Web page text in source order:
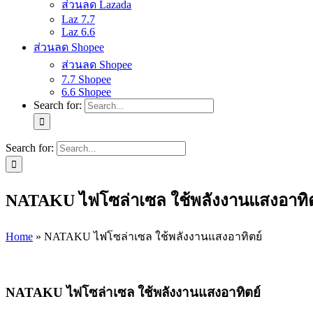
ส่วนลด Lazada
Laz 7.7
Laz 6.6
ส่วนลด Shopee
ส่วนลด Shopee
7.7 Shopee
6.6 Shopee
Search for:
Search for:
NATAKU ไฟโซล่าเซล ใช้พลังงานแสงอา
Home » NATAKU ไฟโซล่าเซล ใช้พลังงานแสงอาทิตย์
NATAKU ไฟโซล่าเซล ใช้พลังงานแสงอาทิตย์